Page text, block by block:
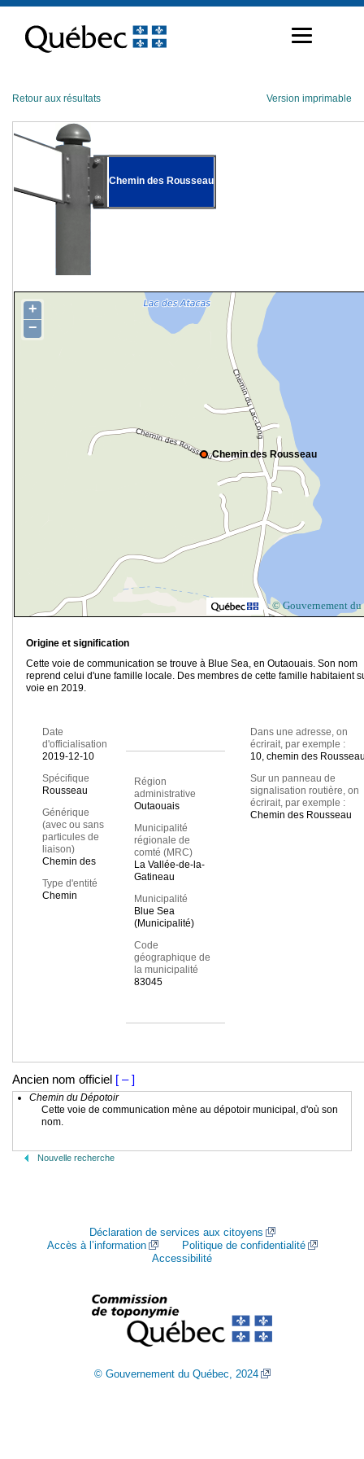
contenu
Retour aux résultats Version imprimable
Chemin des Rousseau
Chemin des Rousseau
+
−
© Gouvernement du
Origine et signification
Cette voie de communication se trouve à Blue Sea, en Outaouais. Son nom
reprend celui d'une famille locale. Des membres de cette famille habitaient
voie en 2019.
Date
d'officialisation
2019-12-10
Spécifique
Rousseau
Générique
(avec ou sans
particules de
liaison)
Chemin des
Type d'entité
Chemin
Région
administrative
Outaouais
Municipalité
régionale de
comté (MRC)
La Vallée-de-la-
Gatineau
Municipalité
Blue Sea
(Municipalité)
Code
géographique de
la municipalité
83045
Dans une adresse, on
écrirait, par exemple :
10, chemin des
Sur un panneau de
signalisation routière, on
écrirait, par exemple :
Chemin des Rousseau
Ancien nom officiel [ – ]
Chemin du Dépotoir
Cette voie de communication mène au dépotoir municipal, d'où son
nom.
Nouvelle recherche
Déclaration de services aux citoyens
Accès à l’information
Politique de confidentialité
Accessibilité
© Gouvernement du Québec, 2024